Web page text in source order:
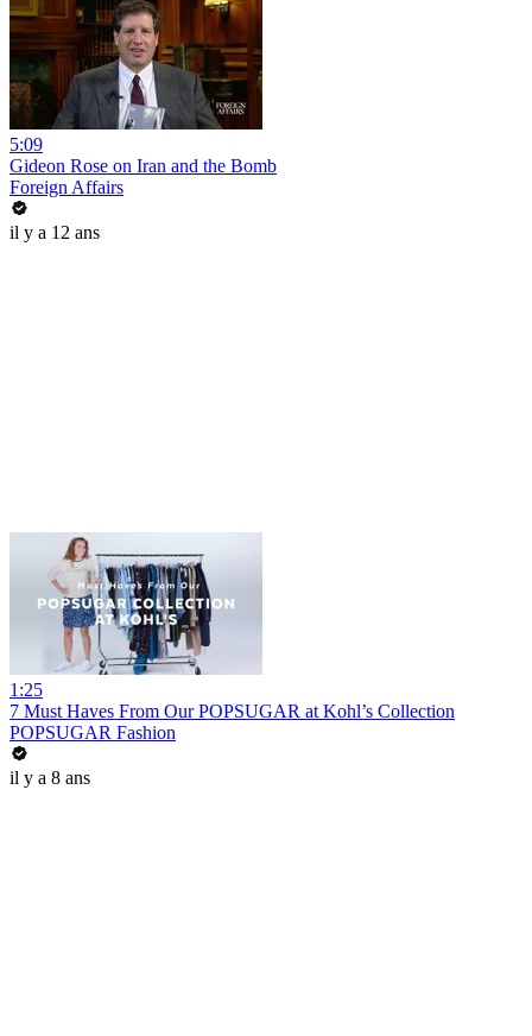
5:09
Gideon Rose on Iran and the Bomb
Foreign Affairs
il y a 12 ans
1:25
7 Must Haves From Our POPSUGAR at Kohl’s Collection
POPSUGAR Fashion
il y a 8 ans